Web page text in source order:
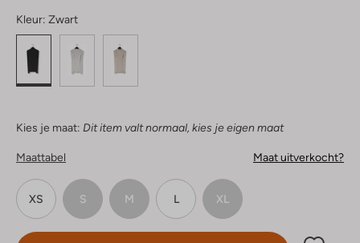
Kleur: Zwart
Kies je maat: Dit item valt normaal, kies je eigen maat
Maattabel Maat uitverkocht?
XS S M L XL